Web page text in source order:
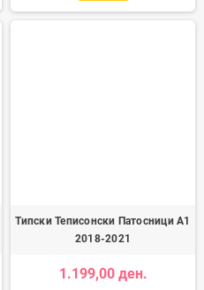
Типски Теписонски Патосници A1
2018-2021
1.199,00 ден.